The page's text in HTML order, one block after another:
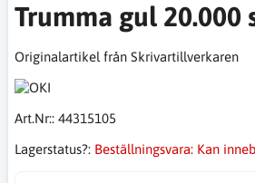
Trumma gul 20.000
Originalartikel från Skrivartillverkaren
Art.Nr:: 44315105
Lagerstatus?: Beställningsvara: Kan